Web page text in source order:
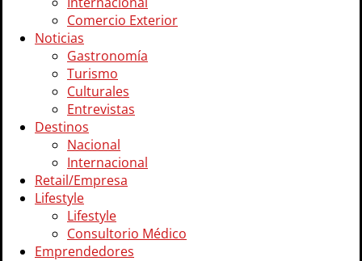
Comercio Exterior
Noticias
Gastronomía
Turismo
Culturales
Entrevistas
Destinos
Nacional
Internacional
Retail/Empresa
Lifestyle
Lifestyle
Consultorio Médico
Emprendedores